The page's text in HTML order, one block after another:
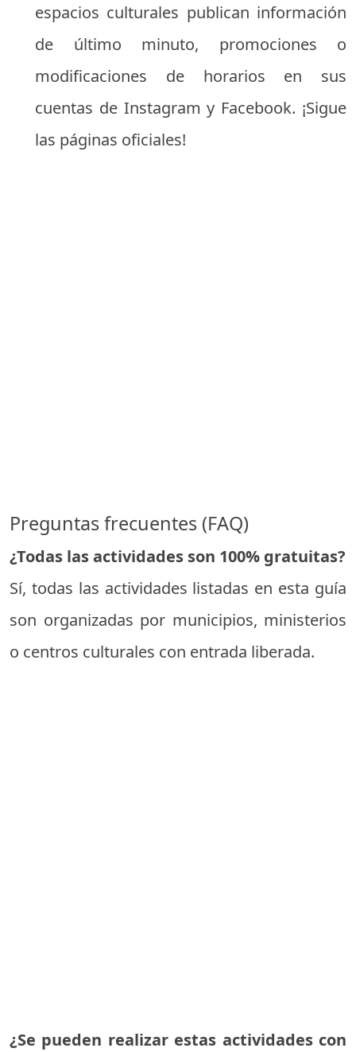
espacios culturales publican información
de último minuto, promociones o
modificaciones de horarios en sus
cuentas de Instagram y Facebook. ¡Sigue
las páginas oficiales!
Preguntas frecuentes (FAQ)
¿Todas las actividades son 100% gratuitas?
Sí, todas las actividades listadas en esta guía
son organizadas por municipios, ministerios
o centros culturales con entrada liberada.
¿Se pueden realizar estas actividades con